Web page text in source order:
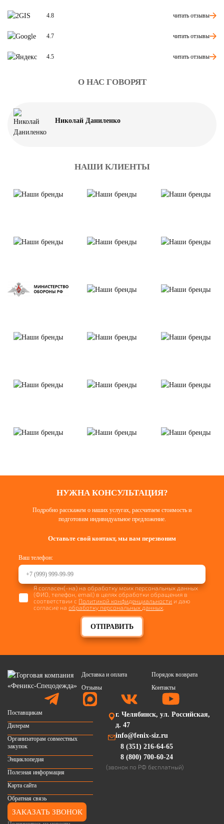
4.8 читать отзывы
4.7 читать отзывы
4.5 читать отзывы
О НАС ГОВОРЯТ
Николай Даниленко
НАШИ КЛИЕНТЫ
НУЖНА КОНСУЛЬТАЦИЯ?
Подробно расскажем о наших услугах, рассчитаем стоимость и
подготовим индивидуальное предложение.
Оставьте свой контакт, мы вам перезвоним
Ваш телефон:
ОТПРАВИТЬ
Я согласен(-на) на обработку моих персональных данных
(ФИО, телефон, email) в целях обработки обращения в
соответствии с Политикой конфиденциальности и даю
согласие наобработку персональных данных
Доставка и оплата
Порядок возврата
Отзывы
Контакты
Поставщикам
Дилерам
Организаторам совместных
закупок
Энциклопедия
Полезная информация
Карта сайта
Обратная связь
г. Челябинск, ул. Российская,
д. 47
info@fenix-siz.ru
8 (351) 216-64-65
8 (800) 700-60-24
(звонок по РФ бесплатный)
ЗАКАЗАТЬ ЗВОНОК